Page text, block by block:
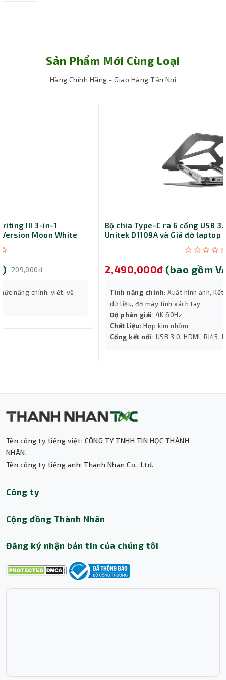
Sản Phẩm Mới Cùng Loại
Hàng Chính Hãng - Giao Hàng Tận Nơi
Bộ chia Type-C ra 6 cổng USB 3.0, HDMI, RJ45, USB-C
Unitek D1109A và Giá đỡ laptop 14-17 inch
2,490,000đ (bao gồm VAT) 2,690,000đ
Tính năng chính: Xuất hình ảnh, Kết nối mạng, Sạc và truyền
: USB 3.0, HDMI, RJ45, USB-C
Tên công ty tiếng việt: CÔNG TY TNHH TIN HỌC THÀNH
NHÂN.
Tên công ty tiếng anh: Thanh Nhan Co., Ltd.
Công ty
Cộng đồng Thành Nhân
Đăng ký nhận bản tin của chúng tôi